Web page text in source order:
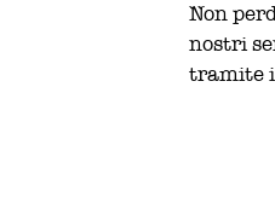
Non
nostri
tramite